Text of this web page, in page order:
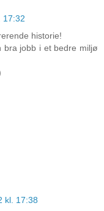
17:32
historie!
jobb i et bedre miljø
kl. 17:38